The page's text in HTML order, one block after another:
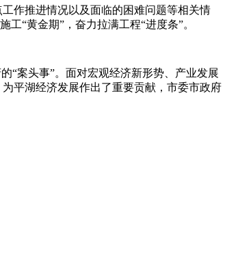
作推进情况以及面临的困难问题等相关情
“黄金期”，奋力拉满工程“进度条”。
“案头事”。面对宏观经济新形势、产业发展
平湖经济发展作出了重要贡献，市委市政府